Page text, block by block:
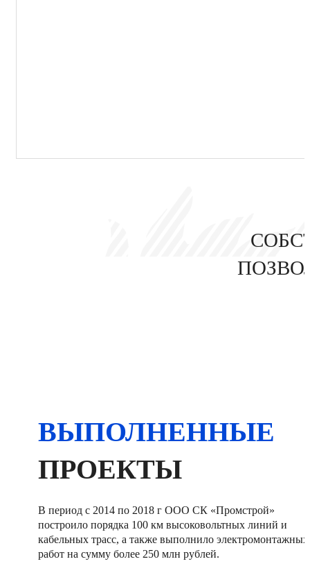
ВЫПОЛНЕННЫЕ
ПРОЕКТЫ
В период с 2014 по 2018 г ООО СК «Промстрой»
построило порядка 100 км высоковольтных линий и
кабельных трасс, а также выполнило электромонтажных
работ на сумму более 250 млн рублей.